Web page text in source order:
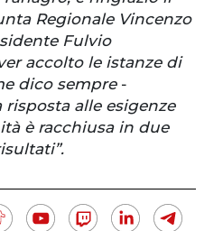
Regionale Vincenzo
Fulvio
accolto le istanze di
dico sempre-
risposta alle esigenze
è racchiusa in due